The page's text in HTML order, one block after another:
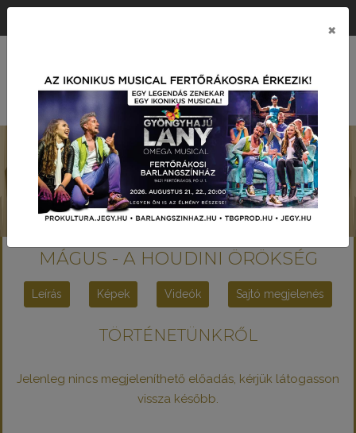
MENÜ
MÁGUS - A HOUDINI ÖRÖKSÉG
Leírás Képek Videók Sajtó megjelenés
TÖRTÉNETÜNKRŐL
Jelenleg nincs megjeleníthető előadás, kérjük látogasson
vissza később.
×